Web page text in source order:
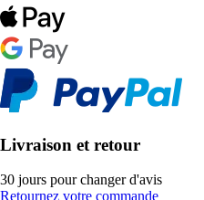
Livraison et retour
30 jours pour changer d'avis
Retournez votre commande